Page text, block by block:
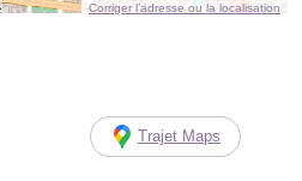
Corriger l’adresse ou la localisation
Trajet Maps